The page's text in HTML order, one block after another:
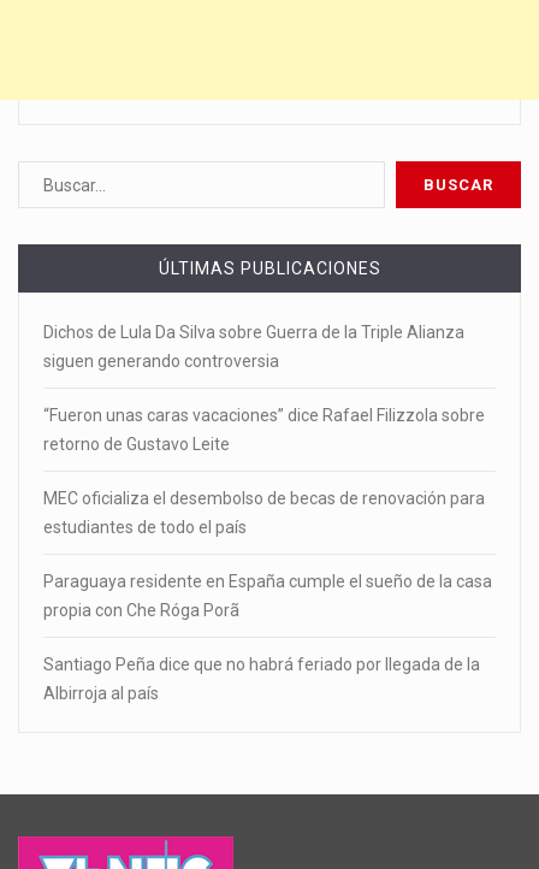
ÚLTIMAS PUBLICACIONES
Dichos de Lula Da Silva sobre Guerra de la Triple Alianza
siguen generando controversia
“Fueron unas caras vacaciones” dice Rafael Filizzola sobre
retorno de Gustavo Leite
MEC oficializa el desembolso de becas de renovación para
estudiantes de todo el país
Paraguaya residente en España cumple el sueño de la casa
propia con Che Róga Porã
Santiago Peña dice que no habrá feriado por llegada de la
Albirroja al país